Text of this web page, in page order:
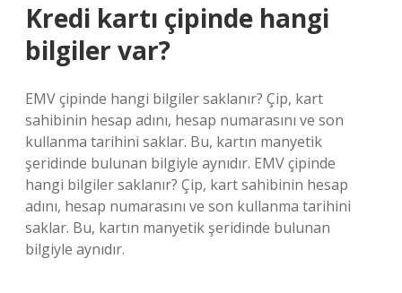
Kredi kartı çipinde hangi
bilgiler var?
EMV çipinde hangi bilgiler saklanır? Çip, kart
sahibinin hesap adını, hesap numarasını ve son
kullanma tarihini saklar. Bu, kartın manyetik
şeridinde bulunan bilgiyle aynıdır. EMV çipinde
hangi bilgiler saklanır? Çip, kart sahibinin hesap
adını, hesap numarasını ve son kullanma tarihini
saklar. Bu, kartın manyetik şeridinde bulunan
bilgiyle aynıdır.